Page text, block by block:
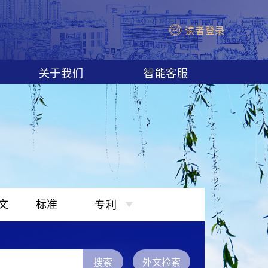
读者登录
关于我们 智能客服
标准 专利
搜索 外文检索